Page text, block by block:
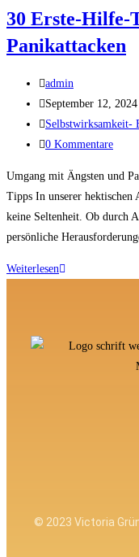
30 Erste-Hilfe-
Panikattacken
admin
September 12, 2024
Selbstwirksamkeit-
0 Kommentare
Umgang mit Ängsten und
Tipps In unserer hektischen
keine Seltenheit. Ob durch
persönliche
Weiterlesen
© 2023 Victoria